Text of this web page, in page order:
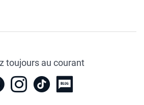
toujours au courant